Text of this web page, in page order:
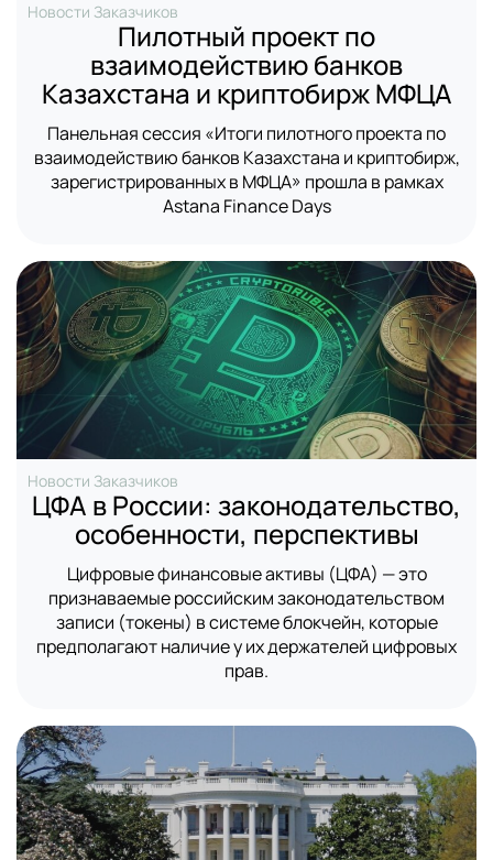
Новости Заказчиков
Пилотный проект по
взаимодействию банков
Казахстана и криптобирж МФЦА
Панельная сессия «Итоги пилотного проекта по
взаимодействию банков Казахстана и криптобирж,
зарегистрированных в МФЦА» прошла в рамках
Astana Finance Days
Новости Заказчиков
ЦФА в России: законодательство,
особенности, перспективы
Цифровые финансовые активы (ЦФА) — это
признаваемые российским законодательством
записи (токены) в системе блокчейн, которые
предполагают наличие у их держателей цифровых
прав.